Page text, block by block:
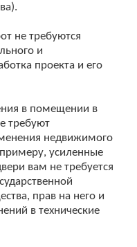
не требуются
и
проекта и его
в помещении в
требуют
недвижимого
примеру, усиленные
вам не требуется
прав на него и
в технические